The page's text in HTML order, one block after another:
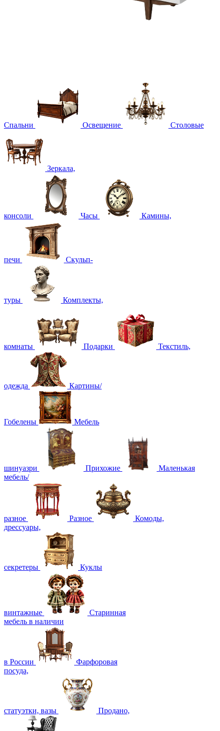
Спальни Освещение Столовые
Зеркала,
консоли Часы Камины,
печи Скульп-
туры Комплекты,
комнаты Подарки Текстиль,
одежда Картины/
Гобелены Мебель
шинуазри Прихожие
Маленькая
мебель/
разное Разное
Комоды,
дрессуары,
секретеры Куклы
винтажные
Старинная
мебель в наличии
в России
Фарфоровая
посуда,
статуэтки, вазы Продано,